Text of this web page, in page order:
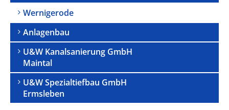
Wernigerode
Anlagenbau
U&W Kanalsanierung GmbH
Maintal
U&W Spezialtiefbau GmbH
Ermsleben